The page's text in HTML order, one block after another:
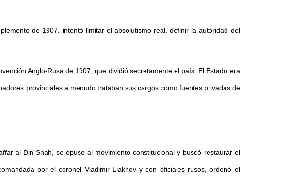
de 1907, intentó limitar el absolutismo real, definir la autoridad del
Anglo-Rusa de 1907, que dividió secretamente el país. El Estado era
provinciales a menudo trataban sus cargos como fuentes privadas de
al-Din Shah, se opuso al movimiento constitucional y buscó restaurar el
por el coronel Vladimir Liakhov y con oficiales rusos, ordenó el